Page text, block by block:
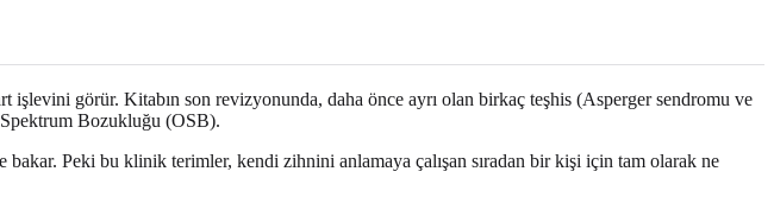
görür. Kitabın son revizyonunda, daha önce ayrı olan birkaç teşhis (Asperger sendromu ve
Bozukluğu (OSB).
Peki bu klinik terimler, kendi zihnini anlamaya çalışan sıradan bir kişi için tam olarak ne